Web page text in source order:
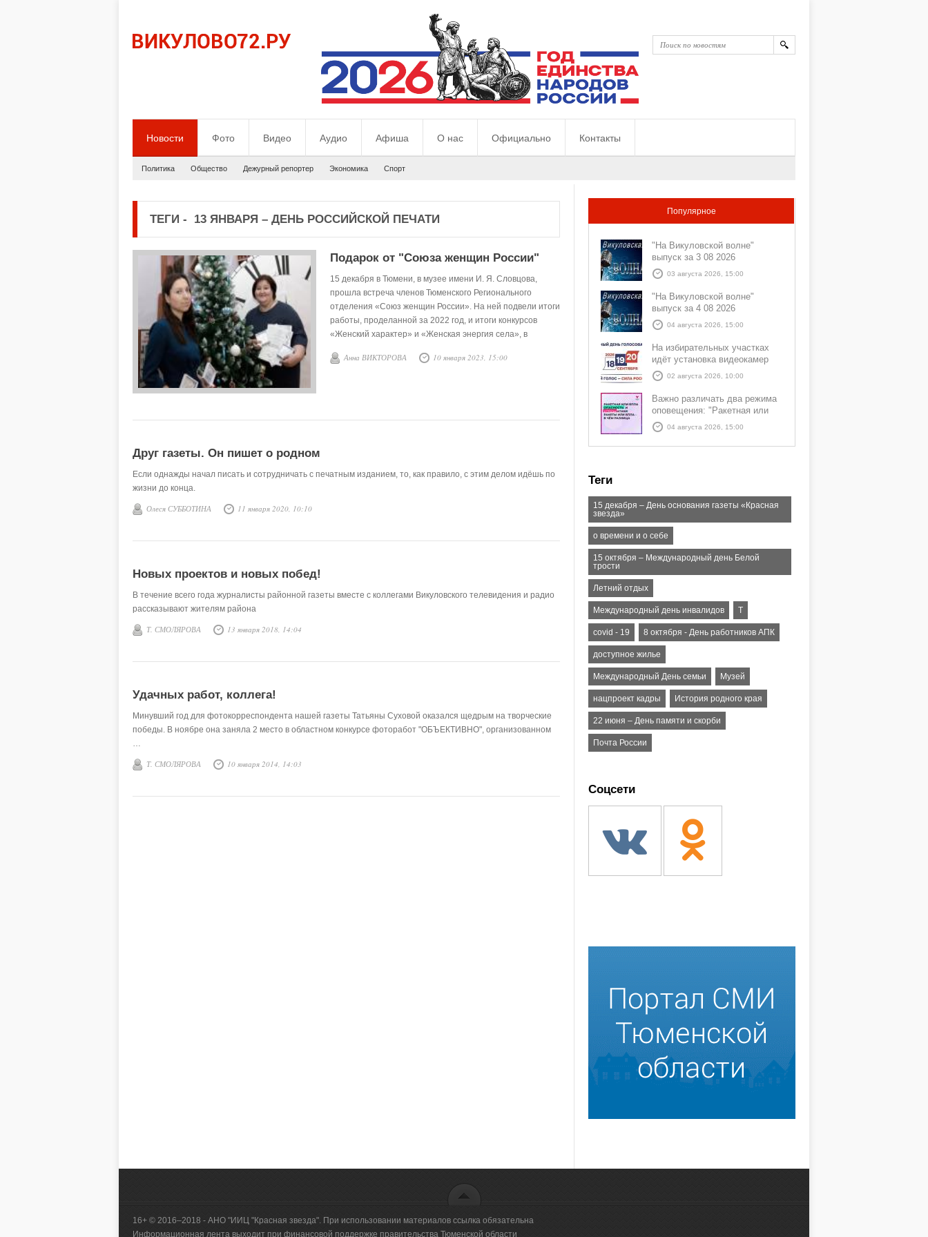
Новости Фото Видео Аудио Афиша О нас Официально Контакты
Политика Общество Дежурный репортер Экономика Спорт
ТЕГИ - 13 ЯНВАРЯ – ДЕНЬ РОССИЙСКОЙ ПЕЧАТИ
Подарок от "Союза женщин России"
15 декабря в Тюмени, в музее имени И. Я. Словцова,
прошла встреча членов Тюменского Регионального
отделения «Союз женщин России». На ней подвели итоги
работы, проделанной за 2022 год, и итоги конкурсов
«Женский характер» и «Женская энергия села», в
радио, телевидения и сетевых изданий.
Анна ВИКТОРОВА 10 января 2023, 15:00
Друг газеты. Он пишет о родном
Если однажды начал писать и сотрудничать с печатным изданием, то, как правило, с этим делом идёшь по
жизни до конца.
Олеся СУББОТИНА 11 января 2020, 10:10
Новых проектов и новых побед!
В течение всего года журналисты районной газеты вместе с коллегами Викуловского телевидения и радио
рассказывают жителям района
Т. СМОЛЯРОВА 13 января 2018, 14:04
Удачных работ, коллега!
Минувший год для фотокорреспондента нашей газеты Татьяны Суховой оказался щедрым на творческие
победы. В ноябре она заняла 2 место в областном конкурсе фоторабот "ОБЪЕКТИВНО", организованном
…
Т. СМОЛЯРОВА 10 января 2014, 14:03
Популярное
"На Викуловской волне"
выпуск за 3 08 2026
03 августа 2026, 15:00
"На Викуловской волне"
выпуск за 4 08 2026
04 августа 2026, 15:00
На избирательных участках
идёт установка видеокамер
02 августа 2026, 10:00
Важно различать два режима
оповещения: "Ракетная или
БПЛА опасность" и "Угроза
атаки ракеты или БПЛА"
04 августа 2026, 15:00
Теги
15 декабря – День основания газеты «Красная
звезда»
о времени и о себе
15 октября – Международный день Белой
трости
Летний отдых
Международный день инвалидов Т
covid - 19 8 октября - День работников АПК
доступное жилье
Международный День семьи Музей
нацпроект кадры История родного края
22 июня – День памяти и скорби
Почта России
Соцсети
16+ © 2016–2018 - АНО "ИИЦ "Красная звезда". При использовании материалов ссылка обязательна
Информационная лента выходит при финансовой поддержке правительства Тюменской области